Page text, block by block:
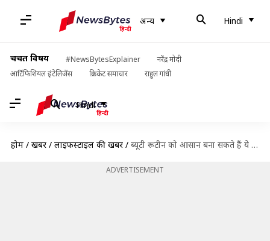
अन्य Hindi
चर्चित विषय #NewsBytesExplainer
नरेंद्र मोदी
आर्टिफिशियल इंटेलिजेंस
क्रिकेट समाचार राहुल गांधी
Hindi
होम / खबरें / लाइफस्टाइल की खबरें / ब्यूटी रूटीन को आसान बना सकते हैं ये 5 ब्यूटी टूल्स, समय की होगी बचत
ADVERTISEMENT